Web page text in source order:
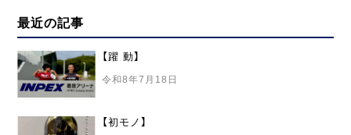
最近の記事
【躍 動】
令和8年7月18日
【初モノ】